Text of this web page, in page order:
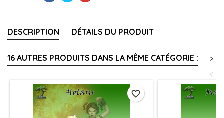
DESCRIPTION DÉTAILS DU PRODUIT
16 AUTRES PRODUITS DANS LA MÊME CATÉGORIE :
>
<
favorite_border